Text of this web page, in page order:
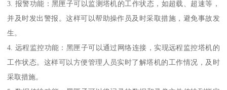
3. 报警功能：黑匣子可以监测塔机的工作状态，如超载、超速等，
并及时发出警报。这样可以帮助操作员及时采取措施，避免事故发
生。
4. 远程监控功能：黑匣子可以通过网络连接，实现远程监控塔机的
工作状态。这样可以方便管理人员实时了解塔机的工作情况，及时
采取措施。